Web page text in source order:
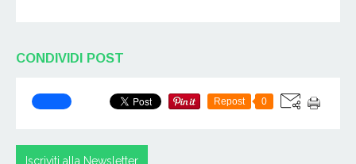
CONDIVIDI POST
Repost 0
Iscriviti alla Newsletter